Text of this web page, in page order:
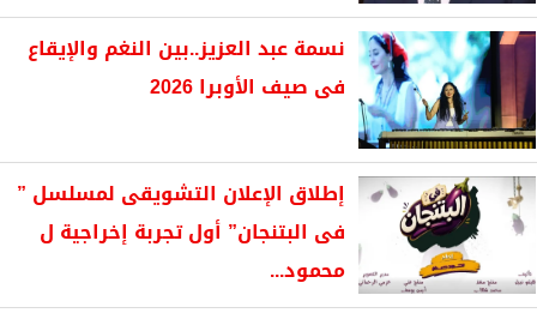
نسمة عبد العزيز..بين النغم والإيقاع
فى صيف الأوبرا 2026
إطلاق الإعلان التشويقى لمسلسل ”
فى البتنجان” أول تجربة إخراجية ل
محمود...